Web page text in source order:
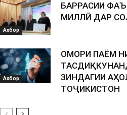
Ахбор
БАРРАСИИ
МИЛЛӢ ДАР
Ахбор
ОМОРИ ПАЁМ
ЗИНДАГИИ
ТОҶИКИСТОН